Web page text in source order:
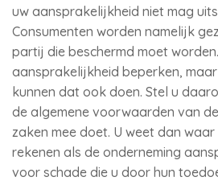
uw aansprakelijkheid niet mag
Consumenten worden namelijk
partij die beschermd moet
aansprakelijkheid beperken,
kunnen dat ook doen. Stel u
de algemene voorwaarden van
zaken mee doet. U weet dan
rekenen als de onderneming
voor schade die u door hun